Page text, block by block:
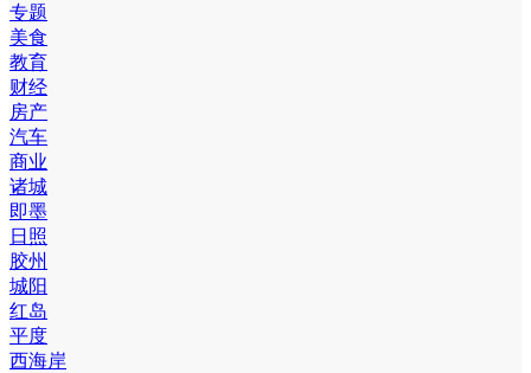
专题
美食
教育
财经
房产
汽车
商业
诸城
即墨
日照
胶州
城阳
红岛
平度
西海岸